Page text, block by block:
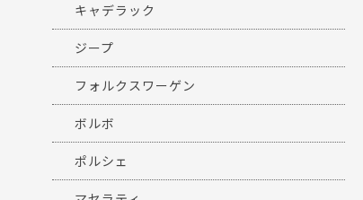
キャデラック
ジープ
フォルクスワーゲン
ボルボ
ポルシェ